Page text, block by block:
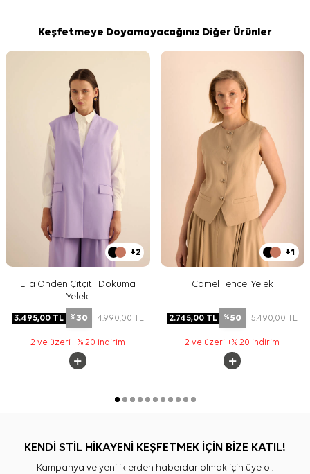
Keşfetmeye Doyamayacağınız Diğer Ürünler
+2
Lila Önden Çıtçıtlı Dokuma
Yelek
3.495,00TL %30 4.990,00TL
2 ve üzeri +% 20 indirim
+1
Camel Tencel Yelek
2.745,00 TL %50 5.490,00TL
2 ve üzeri +% 20 indirim
KENDİ STİL HİKAYENİ KEŞFETMEK İÇİN BİZE KATIL!
Kampanya ve yeniliklerden haberdar olmak için üye ol.